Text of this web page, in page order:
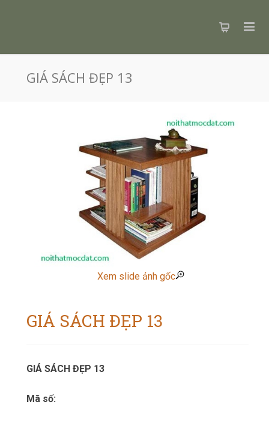
GIÁ SÁCH ĐẸP 13
Xem slide ảnh gốc
GIÁ SÁCH ĐẸP 13
GIÁ SÁCH ĐẸP 13
Mã số: